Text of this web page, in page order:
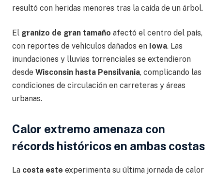
resultó con heridas menores tras la caída de un árbol.
El granizo de gran tamaño afectó el centro del país,
con reportes de vehículos dañados en Iowa. Las
inundaciones y lluvias torrenciales se extendieron
desde Wisconsin hasta Pensilvania, complicando las
condiciones de circulación en carreteras y áreas
urbanas.
Calor extremo amenaza con
récords históricos en ambas costas
La costa este experimenta su última jornada de calor